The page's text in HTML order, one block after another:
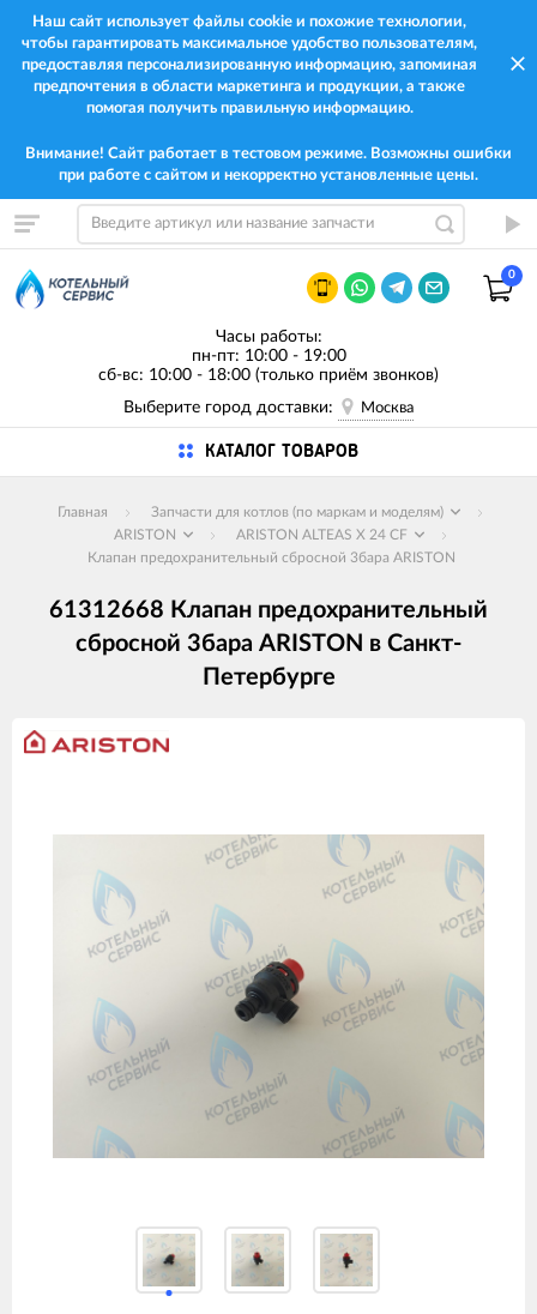
Наш сайт использует файлы cookie и похожие технологии,
чтобы гарантировать максимальное удобство пользователям,
предоставляя персонализированную информацию, запоминая
предпочтения в области маркетинга и продукции, а также
помогая получить правильную информацию.
Внимание! Сайт работает в тестовом режиме. Возможны ошибки
при работе с сайтом и некорректно установленные цены.
0
Часы работы:
пн-пт: 10:00 - 19:00
сб-вс: 10:00 - 18:00 (только приём звонков)
Выберите город доставки:
Москва
КАТАЛОГ ТОВАРОВ
Главная
Запчасти для котлов (по маркам и моделям)
ARISTON
ARISTON ALTEAS X 24 CF
Клапан предохранительный сбросной 3бара ARISTON
61312668 Клапан предохранительный
сбросной 3бара ARISTON в Санкт-
Петербурге
Изображения